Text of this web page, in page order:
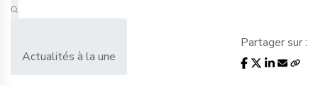
Actualités à la une
Partager sur :